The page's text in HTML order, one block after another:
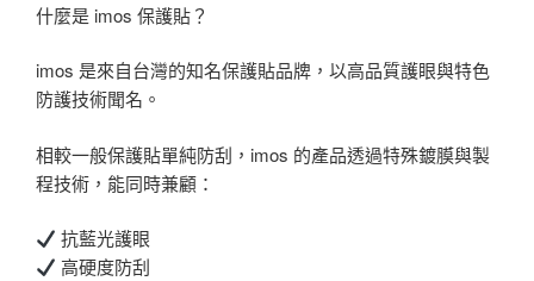
什麼是 imos 保護貼？
imos 是來自台灣的知名保護貼品牌，以高品質護眼與特色
防護技術聞名。
相較一般保護貼單純防刮，imos 的產品透過特殊鍍膜與製
程技術，能同時兼顧：
抗藍光護眼
高硬度防刮